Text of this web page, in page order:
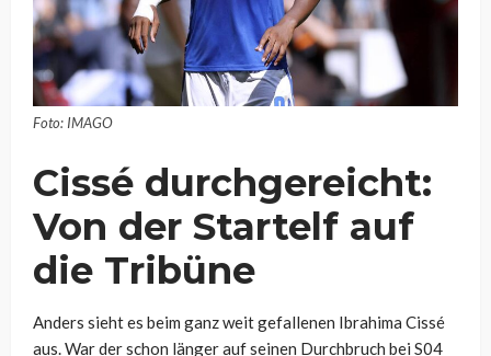
Foto: IMAGO
Cissé durchgereicht:
Von der Startelf auf
die Tribüne
Anders sieht es beim ganz weit gefallenen Ibrahima Cissé
aus. War der schon länger auf seinen Durchbruch bei S04